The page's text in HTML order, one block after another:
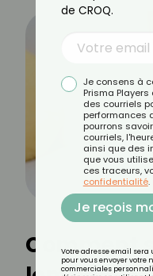
Comment
de CROQ.
Je consens à
Prisma
des courriels
performances
pourrons
courriels,
ainsi que des
que vous
ces traceurs,
confidentialité.
Je reçois
Votre adresse email
pour vous envoyer votre
commerciales